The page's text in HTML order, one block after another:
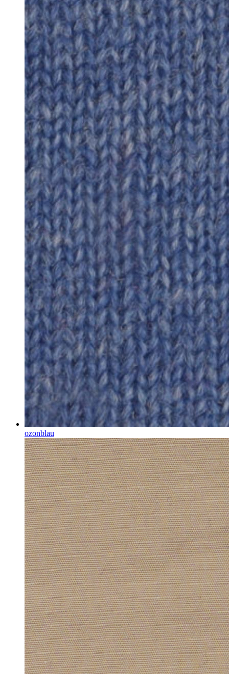
ozonblau